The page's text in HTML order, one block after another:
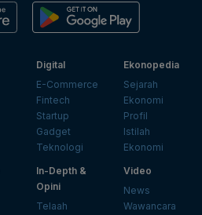
Digital
E-Commerce
Fintech
Startup
Gadget
Teknologi
Ekonopedia
Sejarah
Ekonomi
Profil
Istilah
Ekonomi
In-Depth &
Opini
Telaah
Video
News
Wawancara